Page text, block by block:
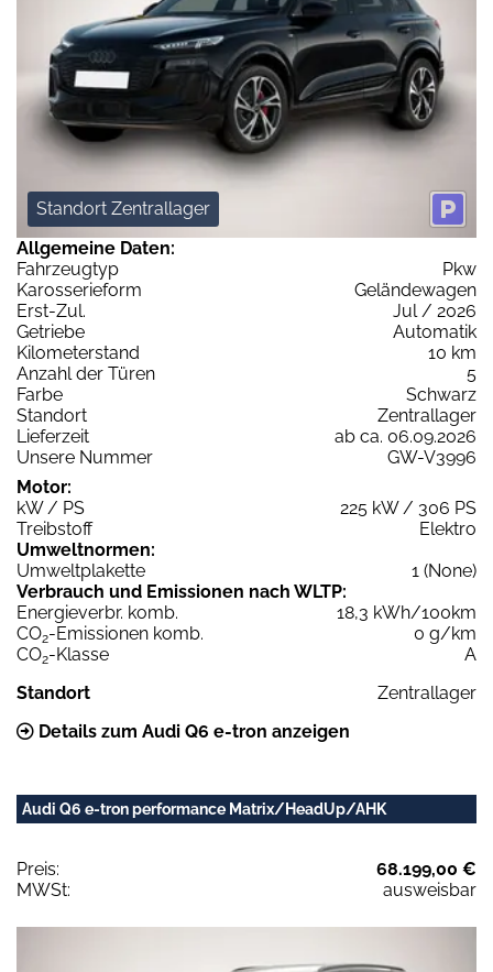
Standort Zentrallager
Allgemeine Daten:
Fahrzeugtyp
Pkw
Karosserieform
Geländewagen
Erst-Zul.
Jul / 2026
Getriebe
Automatik
Kilometerstand
10 km
Anzahl der Türen
5
Farbe
Schwarz
Standort
Zentrallager
Lieferzeit
ab ca. 06.09.2026
Unsere Nummer
GW-V3996
Motor:
kW / PS
225 kW / 306 PS
Treibstoff
Elektro
Umweltnormen:
Umweltplakette
1 (None)
Verbrauch und Emissionen nach WLTP:
Energieverbr. komb.
18,3 kWh/100km
CO2-Emissionen komb.
0 g/km
CO2-Klasse
A
Standort
Zentrallager
Details zum Audi Q6 e-tron anzeigen
Audi Q6 e-tron performance Matrix/HeadUp/AHK
Preis:
68.199,00 €
MWSt:
ausweisbar